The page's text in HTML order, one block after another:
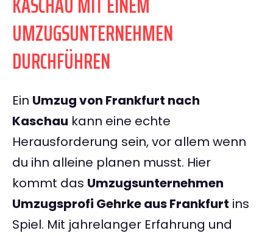
UMZUGSUNTERNEHMEN
DURCHFÜHREN
Ein Umzug von Frankfurt nach
Kaschau kann eine echte
Herausforderung sein, vor allem wenn
du ihn alleine planen musst. Hier
kommt das Umzugsunternehmen
Umzugsprofi Gehrke aus Frankfurt ins
Spiel. Mit jahrelanger Erfahrung und